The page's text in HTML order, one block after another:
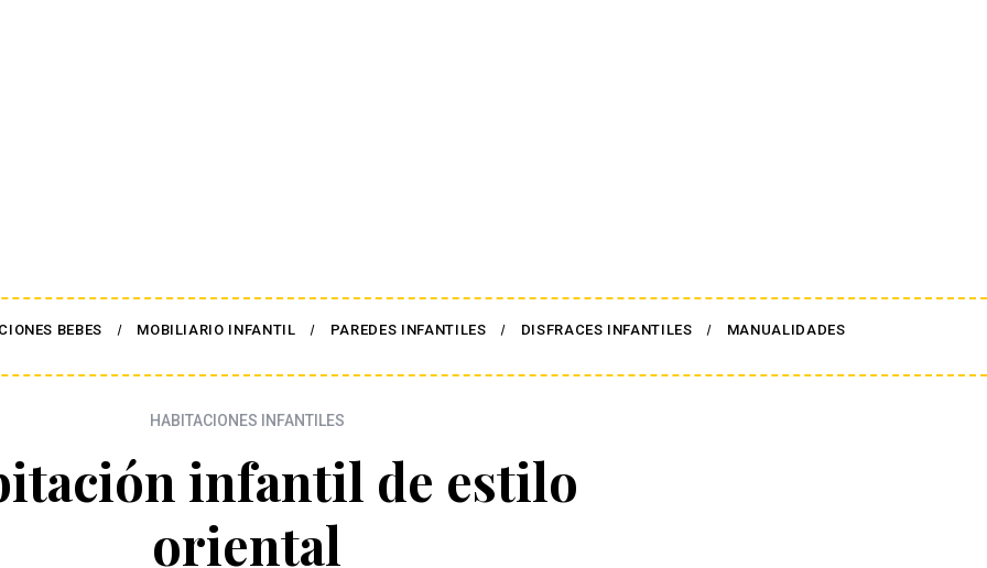
BEBES MOBILIARIO INFANTIL PAREDES INFANTILES DISFRACES INFANTILES MANUALIDADES
HABITACIONES INFANTILES
infantil de estilo
oriental